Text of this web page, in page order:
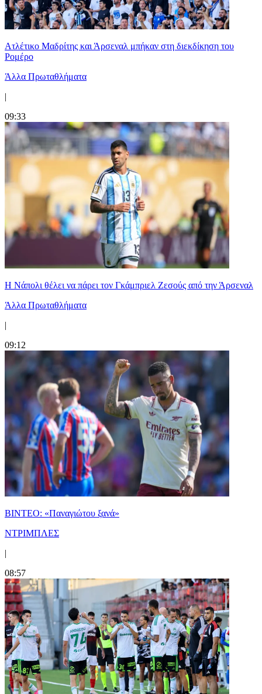
Ατλέτικο Μαδρίτης και Άρσεναλ μπήκαν στη διεκδίκηση του
Ρομέρο
Άλλα Πρωταθλήματα
|
09:33
Η Νάπολι θέλει να πάρει τον Γκάμπριελ Ζεσούς από την Άρσεναλ
Άλλα Πρωταθλήματα
|
09:12
ΒΙΝΤΕΟ: «Παναγιώτου ξανά»
ΝΤΡΙΜΠΛΕΣ
|
08:57